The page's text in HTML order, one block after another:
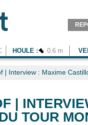
HOULE : 0.6 m
| Interview : Maxime
|
TOUR